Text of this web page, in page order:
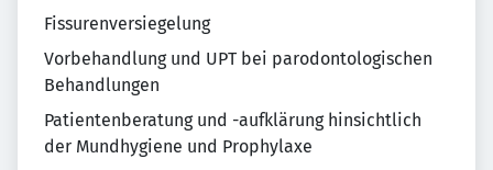
Fissurenversiegelung
Vorbehandlung und UPT bei parodontologischen
Behandlungen
Patientenberatung und -aufklärung hinsichtlich
der Mundhygiene und Prophylaxe